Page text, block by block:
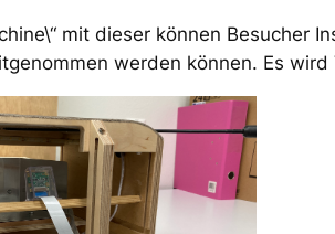
mit dieser können Besucher
werden können. Es